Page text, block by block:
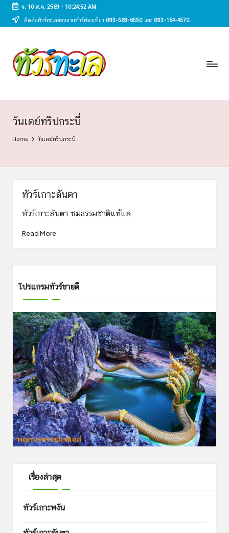
Skip
content
จ. 10 ส.ค. 2569- 10:24:53 AM
ติดต่อทัวร์ทะเลสอบถามทัวร์ท่องเที่ยว 093-568-6550และ 093-164-4570.
ทั
ว
ท
ะ
เ
ทัวร์
ทะเล
ราคา
แพ็ก
จ
ทะเล
วันเดย์ทริปกระบี่
Home วันเดย์ทริปกระบี่
ทัวร์เกาะลันตา
ทัวร์เกาะลันตา ชมธรรมชาติแท้แล…
Read More
โปรแกรมทัวร์ขายดี
เรื่องล่าสุด
ทัวร์เกาะพงัน